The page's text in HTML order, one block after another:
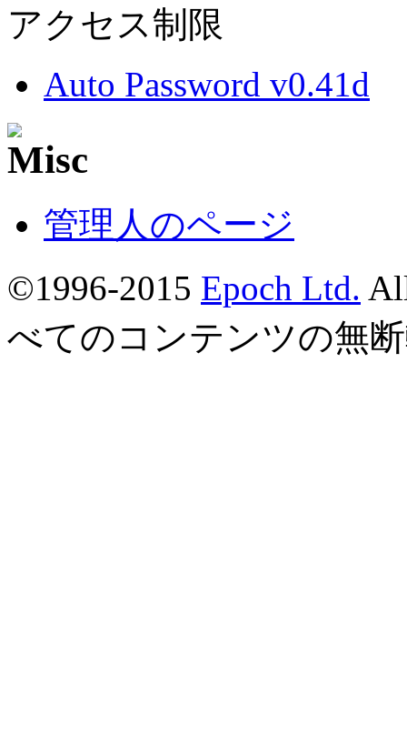
アクセス制限
Auto Password v0.41d
管理人のページ
©1996-2015 Epoch Ltd.
べてのコンテンツの無